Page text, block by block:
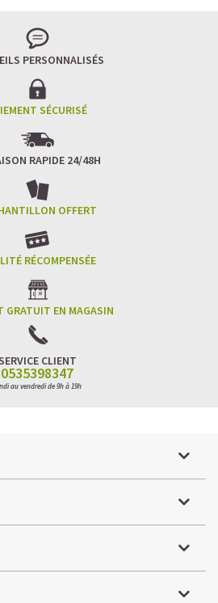
PERSONNALISÉS
SÉCURISÉ
RAPIDE 24/48H
OFFERT
RÉCOMPENSÉE
GRATUIT EN MAGASIN
CLIENT
0535398347
au vendredi de 9h à 19h